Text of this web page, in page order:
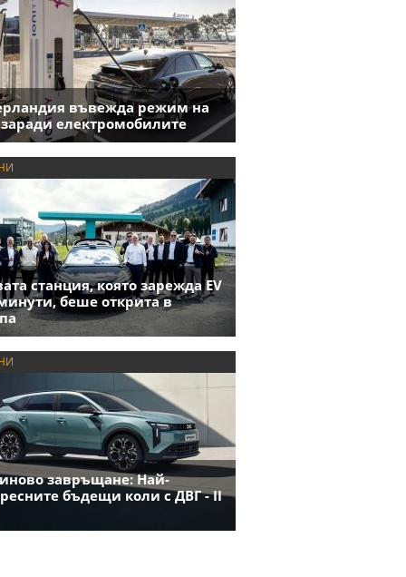
въвежда режим на
заради електромобилите
станция, която зарежда EV
беше открита в
завръщане: Най-
бъдещи коли с ДВГ - II